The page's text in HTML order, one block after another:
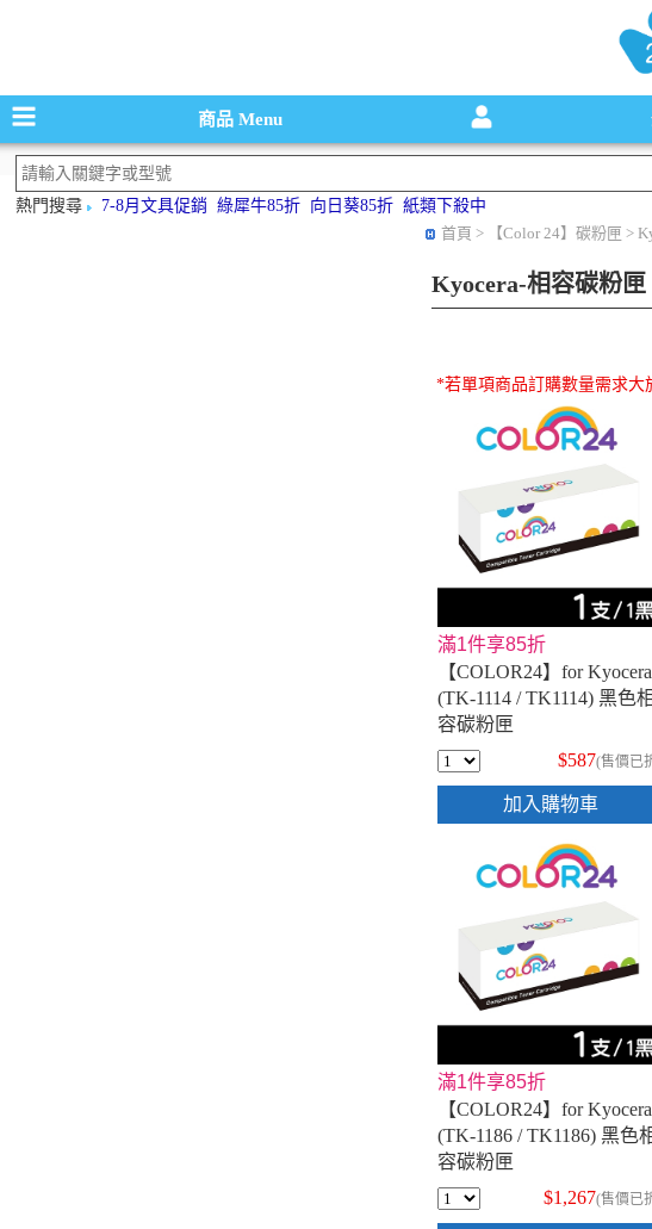
碳粉匣，墨水匣,原廠碳粉
商品Menu
熱門搜尋 7-8月文具促銷 綠犀牛85折 向日葵85折 紙類下殺中
首頁 > 【Color 24】碳粉匣 >
Kyocera-相容碳粉匣
*若單項商品訂購數量需求大
滿1件享85折
【COLOR24】for Kyocera
(TK-1114 / TK1114) 黑色相
容碳粉匣
$587(售價已
加入購物車
滿1件享85折
【COLOR24】for Kyocera
(TK-1186 / TK1186) 黑色
容碳粉匣
$1,267(售價已